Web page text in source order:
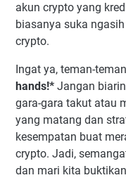
akun crypto yang
biasanya suka
crypto.
Ingat ya, teman-
hands!* Jangan
gara-gara takut atau
yang matang dan
kesempatan buat
crypto. Jadi,
dan mari kita